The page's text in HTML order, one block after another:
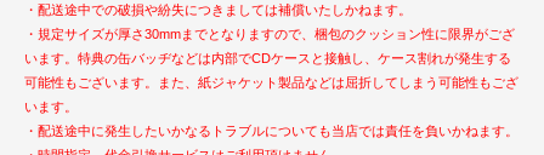
・配送途中での破損や紛失につきましては補償いたしかねます。
・規定サイズが厚さ30mmまでとなりますので、梱包のクッション性に限界がござ
います。特典の缶バッヂなどは内部でCDケースと接触し、ケース割れが発生する
可能性もございます。また、紙ジャケット製品などは屈折してしまう可能性もござ
います。
・配送途中に発生したいかなるトラブルについても当店では責任を負いかねます。